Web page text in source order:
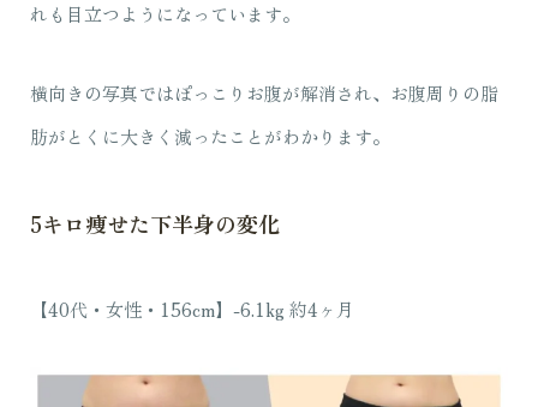
れも目立つようになっています。
横向きの写真ではぽっこりお腹が解消され、お腹周りの脂
肪がとくに大きく減ったことがわかります。
5キロ痩せた下半身の変化
【40代・女性・156cm】-6.1kg 約4ヶ月